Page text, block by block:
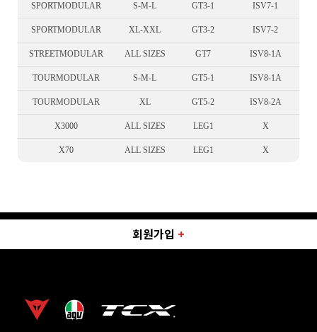
SPORTMODULAR S-M-L GT3-1 ISV7-1
SPORTMODULAR XL-XXL GT3-2 ISV7-2
STREETMODULAR ALL SIZES GT7 ISV8-1A
TOURMODULAR S-M-L GT5-1 ISV8-1A
TOURMODULAR XL GT5-2 ISV8-2A
X3000 ALL SIZES LEG1 X
X70 ALL SIZES LEG1 X
회원가입 +